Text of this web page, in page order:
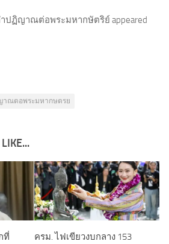
ำปฏิญาณต่อพระมหากษัตริย์ appeared
าณตอพระมหากษตรย
ที่
ครม. ไฟเขียวงบกลาง 153